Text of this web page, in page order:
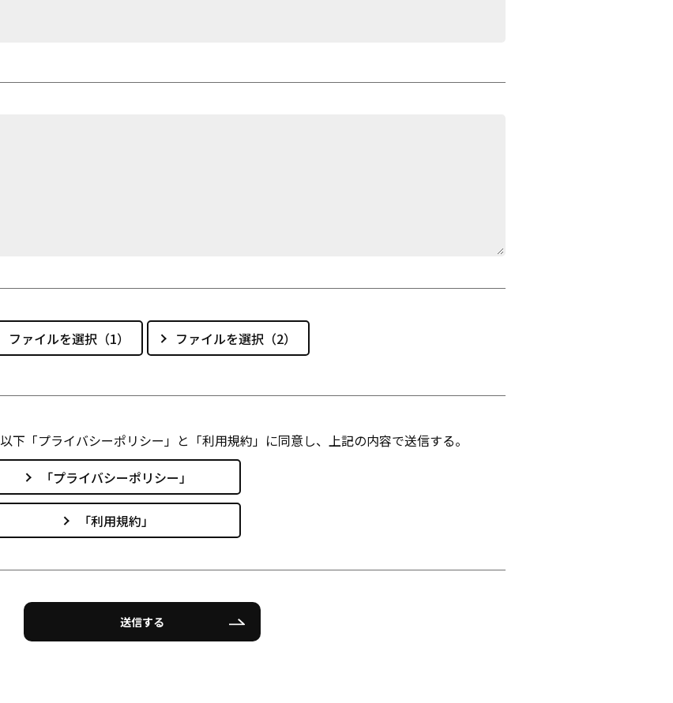
ファイルを選択（1） ファイルを選択（2）
以下「プライバシーポリシー」と「利用規約」に同意し、上記の内容で送信する。
「プライバシーポリシー」
「利用規約」
送信する